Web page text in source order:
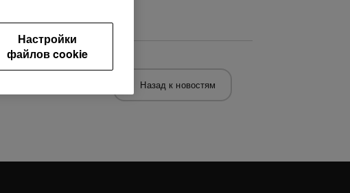
Назад к новостям
Настройки
файлов cookie